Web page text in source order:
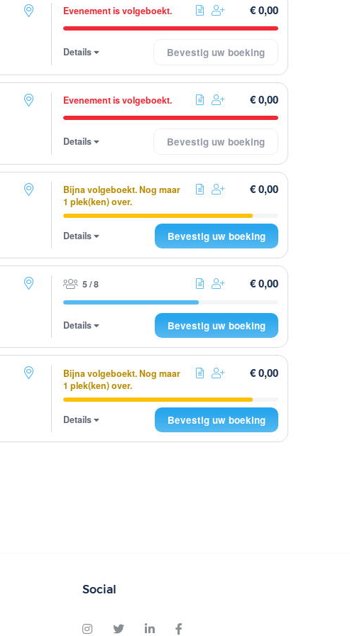
Evenement is volgeboekt. € 0,00
Details Bevestig uw boeking
Evenement is volgeboekt. € 0,00
Details Bevestig uw boeking
Bijna volgeboekt. Nog maar
1 plek(ken) over.
€ 0,00
Details Bevestig uw boeking
5 / 8 € 0,00
Details Bevestig uw boeking
Bijna volgeboekt. Nog maar
1 plek(ken) over.
€ 0,00
Details Bevestig uw boeking
Social